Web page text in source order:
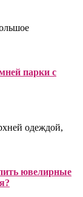
парки с
одеждой,
ювелирные